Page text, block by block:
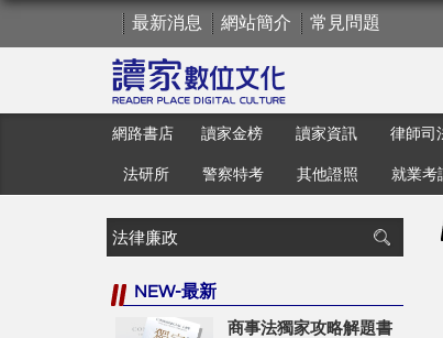
最新消息 網站簡介 常見問題
網路書店 讀家金榜 讀家資訊 律師司
法研所 警察特考 其他證照 就業考
NEW-最新
商事法獨家攻略解題書